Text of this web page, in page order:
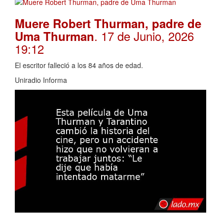
Muere Robert Thurman, padre de
Uma Thurman. 17 de Junio, 2026
19:12
El escritor falleció a los 84 años de edad.
Uniradio Informa